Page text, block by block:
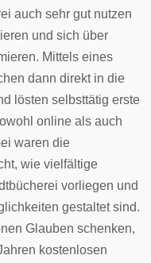
auch sehr gut nutzen
und sich über
Mittels eines
dann direkt in die
lösten selbsttätig erste
online als auch
waren die
wie vielfältige
vorliegen und
gestaltet sind.
Glauben schenken,
kostenlosen